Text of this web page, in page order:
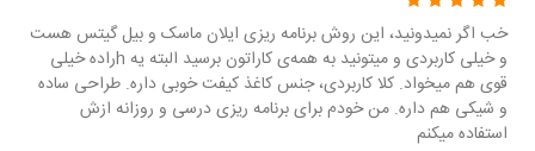
خب اگر نمیدونید، این روش برنامه ریزی ایلان ماسک و بیل گیتس هست
و خیلی کاربردی و میتونید به همه‌ی کاراتون برسید البته یه hراده خیلی
قوی هم میخواد. کلا کاربردی، جنس کاغذ کیفت خوبی داره. طراحی ساده
و شیکی هم داره. من خودم برای برنامه ریزی درسی و روزانه ازش
استفاده میکنم